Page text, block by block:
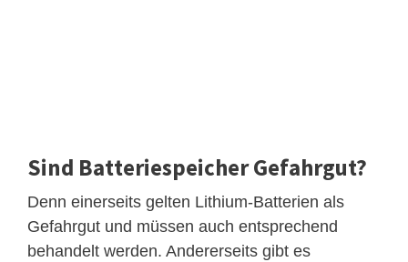
Sind Batteriespeicher Gefahrgut?
Denn einerseits gelten Lithium-Batterien als
Gefahrgut und müssen auch entsprechend
behandelt werden. Andererseits gibt es